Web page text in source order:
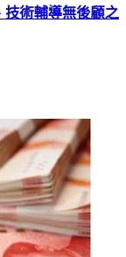
術輔導無後顧之